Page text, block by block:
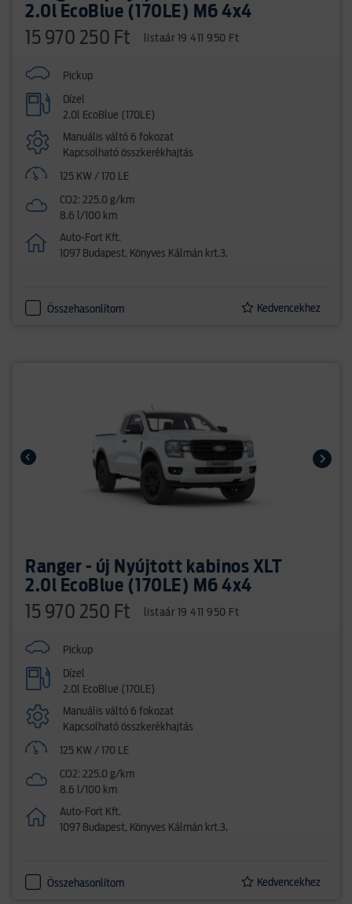
2.0l EcoBlue (170LE) M6 4x4
15 970 250 Ft listaár 19 411 950 Ft
Pickup
Dízel
2.0l EcoBlue (170LE)
Manuális váltó 6 fokozat
Kapcsolható összkerékhajtás
125 KW / 170 LE
CO2: 225.0 g/km
8.6 l/100 km
Auto-Fort Kft.
1097 Budapest, Könyves Kálmán krt.3.
Összehasonlítom Kedvencekhez
Ranger - új Nyújtott kabinos XLT
2.0l EcoBlue (170LE) M6 4x4
15 970 250 Ft listaár 19 411 950 Ft
Pickup
Dízel
2.0l EcoBlue (170LE)
Manuális váltó 6 fokozat
Kapcsolható összkerékhajtás
125 KW / 170 LE
CO2: 225.0 g/km
8.6 l/100 km
Auto-Fort Kft.
1097 Budapest, Könyves Kálmán krt.3.
Összehasonlítom Kedvencekhez